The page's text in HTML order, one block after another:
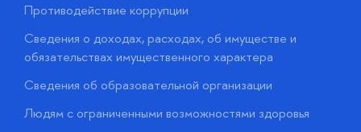
Противодействие коррупции
Сведения о доходах, расходах, об имуществе и
обязательствах имущественного характера
Сведения об образовательной организации
Людям с ограниченными возможностями здоровья